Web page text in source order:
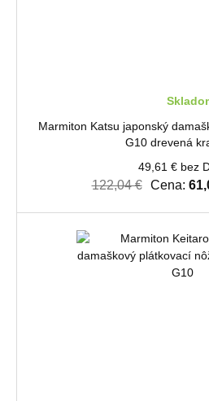
Marmiton Katsu japonský
G10 drevená
49,61 € bez
122,04 € Cena: